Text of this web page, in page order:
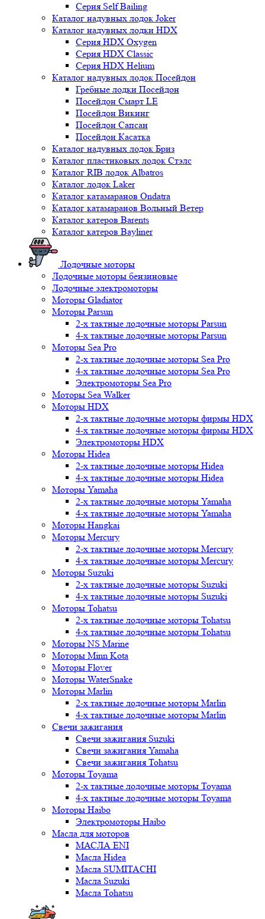
Серия Self Bailing
Каталог надувных лодок Joker
Каталог надувных лодки HDX
Серия HDX Oxygen
Серия HDX Classic
Серия HDX Helium
Каталог надувных лодок Посейдон
Гребные лодки Посейдон
Посейдон Смарт LE
Посейдон Викинг
Посейдон Сапсан
Посейдон Касатка
Каталог надувных лодок Бриз
Каталог пластиковых лодок Стэлс
Каталог RIB лодок Albatros
Каталог лодок Laker
Каталог катамаранов Ondatra
Каталог катамаранов Вольный Ветер
Каталог катеров Barents
Каталог катеров Bayliner
Лодочные моторы
Лодочные моторы бензиновые
Лодочные электромоторы
Моторы Gladiator
Моторы Parsun
2-х тактные лодочные моторы Parsun
4-х тактные лодочные моторы Parsun
Моторы Sea Pro
2-х тактные лодочные моторы Sea Pro
4-х тактные лодочные моторы Sea Pro
Электромоторы Sea Pro
Моторы Sea Walker
Моторы HDX
2-х тактные лодочные моторы фирмы HDX
4-х тактные лодочные моторы фирмы HDX
Электромоторы HDX
Моторы Hidea
2-х тактные лодочные моторы Hidea
4-х тактные лодочные моторы Hidea
Моторы Yamaha
2-х тактные лодочные моторы Yamaha
4-х тактные лодочные моторы Yamaha
Моторы Hangkai
Моторы Mercury
2-х тактные лодочные моторы Mercury
4-х тактные лодочные моторы Mercury
Моторы Suzuki
2-х тактные лодочные моторы Suzuki
4-х тактные лодочные моторы Suzuki
Моторы Tohatsu
2-х тактные лодочные моторы Tohatsu
4-х тактные лодочные моторы Tohatsu
Моторы NS Marine
Моторы Minn Kota
Моторы Flover
Моторы WaterSnake
Моторы Marlin
2-х тактные лодочные моторы Marlin
4-х тактные лодочные моторы Marlin
Свечи зажигания
Свечи зажигания Suzuki
Свечи зажигания Yamaha
Свечи зажигания Tohatsu
Моторы Toyama
2-х тактные лодочные моторы Toyama
4-х тактные лодочные моторы Toyama
Моторы Haibo
Электромоторы Haibo
Масла для моторов
МАСЛА ENI
Масла Hidea
Масла SUMITACHI
Масла Suzuki
Масла Tohatsu